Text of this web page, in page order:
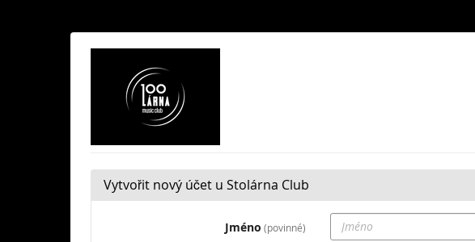
Stolárna
Club
Vytvořit nový účet u Stolárna Club
Jméno povinné